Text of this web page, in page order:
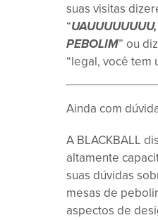
suas visitas
“
PEBOLIM” ou
“legal, você tem
Ainda com
A BLACKBALL
altamente
suas dúvidas
mesas de
aspectos de